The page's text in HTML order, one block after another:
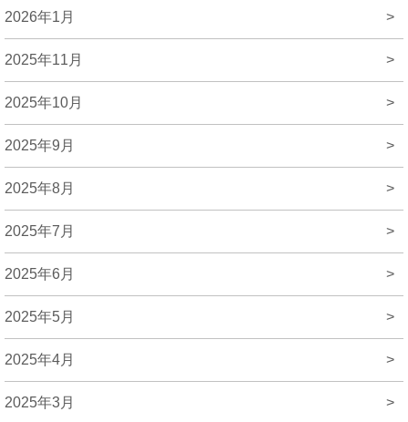
2026年1月 >
2025年11月 >
2025年10月 >
2025年9月 >
2025年8月 >
2025年7月 >
2025年6月 >
2025年5月 >
2025年4月 >
2025年3月 >